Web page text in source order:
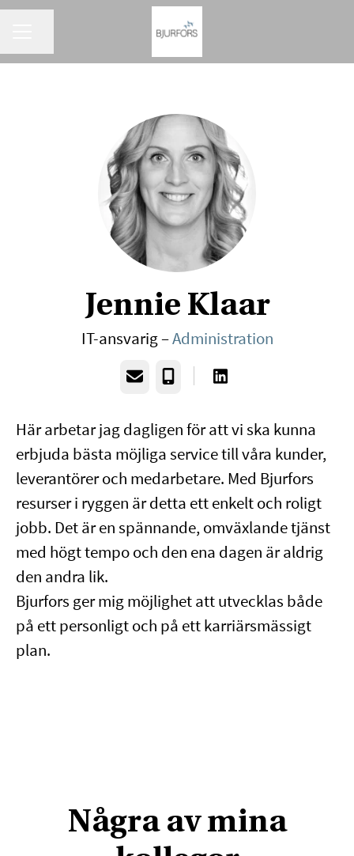
Jennie Klaar
IT-ansvarig –Administration
E-post Telefon
Här arbetar jag dagligen för att vi ska kunna
erbjuda bästa möjliga service till våra kunder,
leverantörer och medarbetare. Med Bjurfors
resurser i ryggen är detta ett enkelt och roligt
jobb. Det är en spännande, omväxlande tjänst
med högt tempo och den ena dagen är aldrig
den andra lik.
Bjurfors ger mig möjlighet att utvecklas både
på ett personligt och på ett karriärsmässigt
plan.
Några av mina